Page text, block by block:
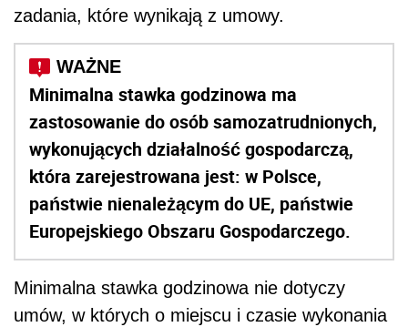
zadania, które wynikają z umowy.
Minimalna stawka godzinowa ma
zastosowanie do osób samozatrudnionych,
wykonujących działalność gospodarczą,
która zarejestrowana jest: w Polsce,
państwie nienależącym do UE, państwie
Europejskiego Obszaru Gospodarczego.
Minimalna stawka godzinowa nie dotyczy
umów, w których o miejscu i czasie wykonania